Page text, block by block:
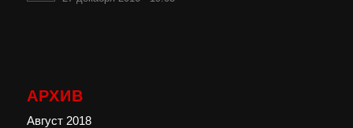
АРХИВ
Август 2018